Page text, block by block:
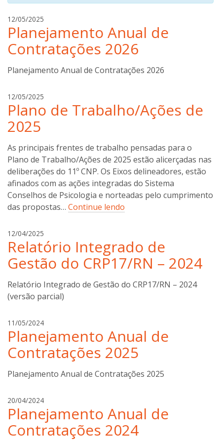
12/05/2025
i
l
d
o
o
s
Planejamento Anual de
Contratações 2026
Planejamento Anual de Contratações 2026
12/05/2025
i
l
o
n
c
o
s
t
Plano de Trabalho/Ações de
2025
As principais frentes de trabalho pensadas para o
Plano de Trabalho/Ações de 2025 estão alicerçadas nas
deliberações do 11º CNP. Os Eixos delineadores, estão
afinados com as ações integradas do Sistema
Conselhos de Psicologia e norteadas pelo cumprimento
das propostas… Continue lendo
12/04/2025
i
l
d
o
n
s
t
a
Relatório Integrado de
Gestão do CRP17/RN – 2024
Relatório Integrado de Gestão do CRP17/RN – 2024
(versão parcial)
11/05/2024g
i
l
d
o
o
s
t
Planejamento Anual de
Contratações 2025
Planejamento Anual de Contratações 2025
20/04/2024g
i
l
d
Planejamento Anual de
Contratações 2024